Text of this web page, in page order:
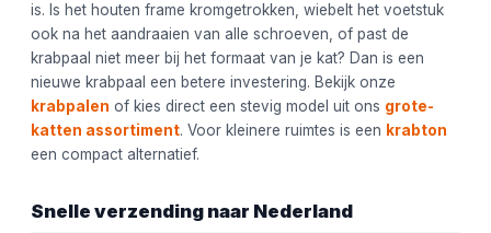
is. Is het houten frame kromgetrokken, wiebelt het voetstuk
ook na het aandraaien van alle schroeven, of past de
krabpaal niet meer bij het formaat van je kat? Dan is een
nieuwe krabpaal een betere investering. Bekijk onze
krabpalen of kies direct een stevig model uit ons grote-
katten assortiment. Voor kleinere ruimtes is een krabton
een compact alternatief.
Snelle verzending naar Nederland